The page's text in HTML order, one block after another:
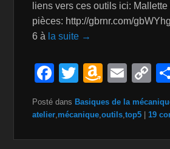
liens vers ces outils ici:
pièces: http://gbrnr.com/
6 à la suite →
F
c
T
tt
A
a
E
m
ail
C
p
Posté dans Basiques de la
atelier,mécanique,outils,top5 |19